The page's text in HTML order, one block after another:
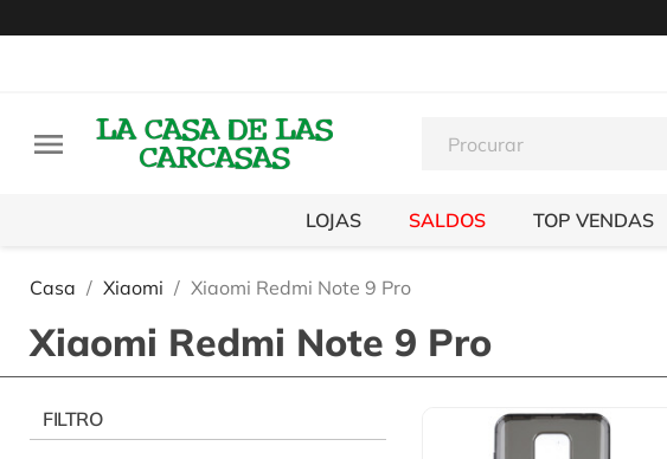

LOJAS SALDOS TOP VENDAS
Casa Xiaomi Xiaomi Redmi Note 9 Pro
Xiaomi Redmi Note 9 Pro
FILTRO